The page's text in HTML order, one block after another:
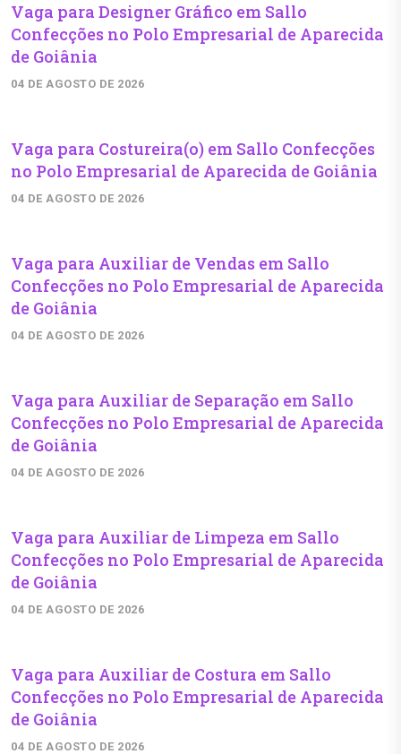
Vaga para Designer Gráfico em Sallo
Confecções no Polo Empresarial de Aparecida
de Goiânia
04 DE AGOSTO DE 2026
Vaga para Costureira(o) em Sallo Confecções
no Polo Empresarial de Aparecida de Goiânia
04 DE AGOSTO DE 2026
Vaga para Auxiliar de Vendas em Sallo
Confecções no Polo Empresarial de Aparecida
de Goiânia
04 DE AGOSTO DE 2026
Vaga para Auxiliar de Separação em Sallo
Confecções no Polo Empresarial de Aparecida
de Goiânia
04 DE AGOSTO DE 2026
Vaga para Auxiliar de Limpeza em Sallo
Confecções no Polo Empresarial de Aparecida
de Goiânia
04 DE AGOSTO DE 2026
Vaga para Auxiliar de Costura em Sallo
Confecções no Polo Empresarial de Aparecida
de Goiânia
04 DE AGOSTO DE 2026